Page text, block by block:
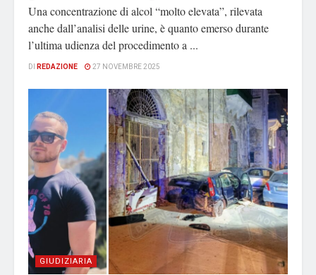
Una concentrazione di alcol “molto elevata”, rilevata
anche dall’analisi delle urine, è quanto emerso durante
l’ultima udienza del procedimento a ...
DI REDAZIONE 27 NOVEMBRE 2025
GIUDIZIARIA